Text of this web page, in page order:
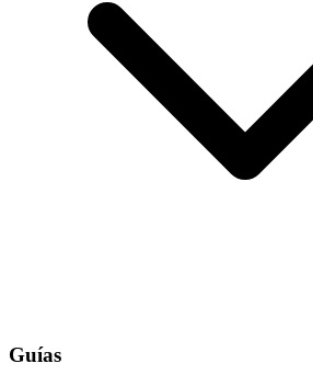
Guías